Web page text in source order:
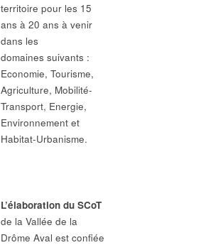
territoire pour les 15
ans à 20 ans à venir
dans les
domaines suivants :
Economie, Tourisme,
Agriculture, Mobilité-
Transport, Energie,
Environnement et
Habitat-Urbanisme.
L’élaboration du SCoT
de la Vallée de la
Drôme Aval est confiée